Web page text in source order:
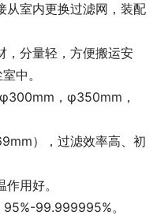
中。
用好。
99.999995%。